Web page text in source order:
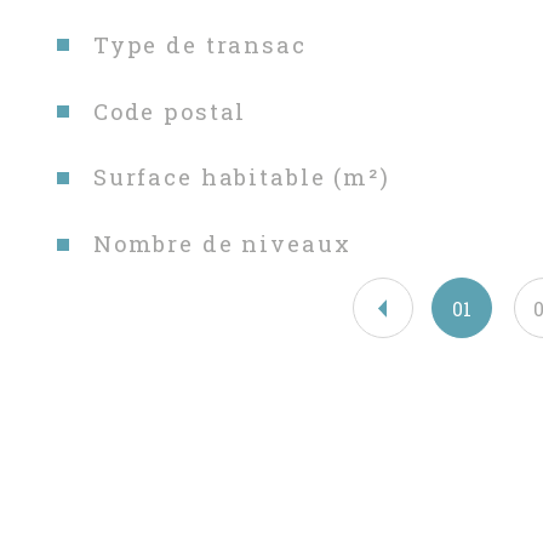
Caractéristiques Valeurs
Type de transac
Code postal
Surface habitable (m²)
Nombre de niveaux
01